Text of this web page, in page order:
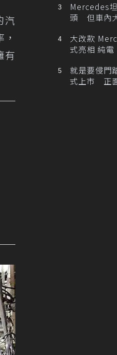
汽
有
Mercedes
頭 但車內
大改款
式亮相 純
就是要侵門
式上市 正